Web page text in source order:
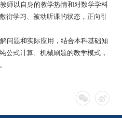
师以自身的教学热情和对数学学科
衍学习、被动听课的状态，正向引
问题和实际应用，结合本科基础知
公式计算、机械刷题的教学模式，